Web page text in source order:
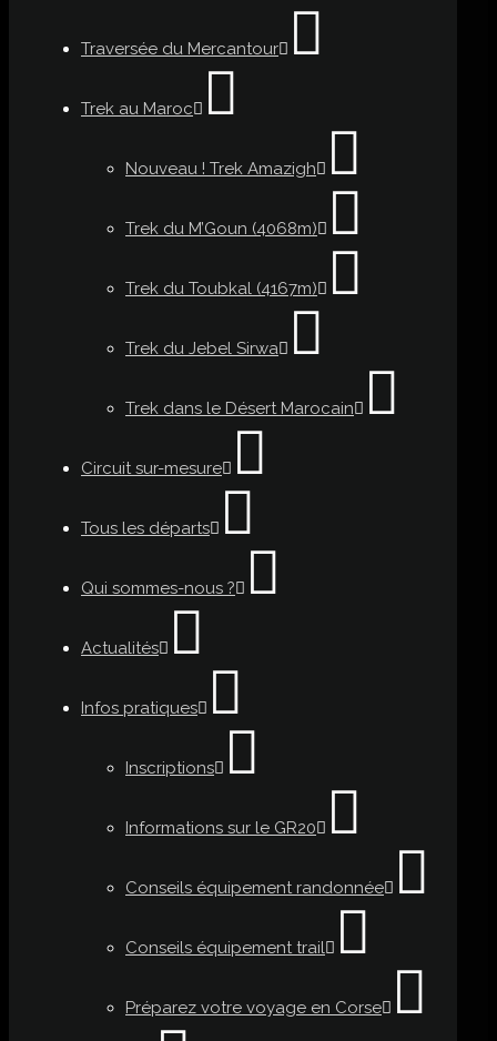
Traversée du Mercantour
Trek au Maroc
Nouveau ! Trek Amazigh
Trek du M’Goun (4068m)
Trek du Toubkal (4167m)
Trek du Jebel Sirwa
Trek dans le Désert Marocain
Circuit sur-mesure
Tous les départs
Qui sommes-nous ?
Actualités
Infos pratiques
Inscriptions
Informations sur le GR20
Conseils équipement randonnée
Conseils équipement trail
Préparez votre voyage en Corse